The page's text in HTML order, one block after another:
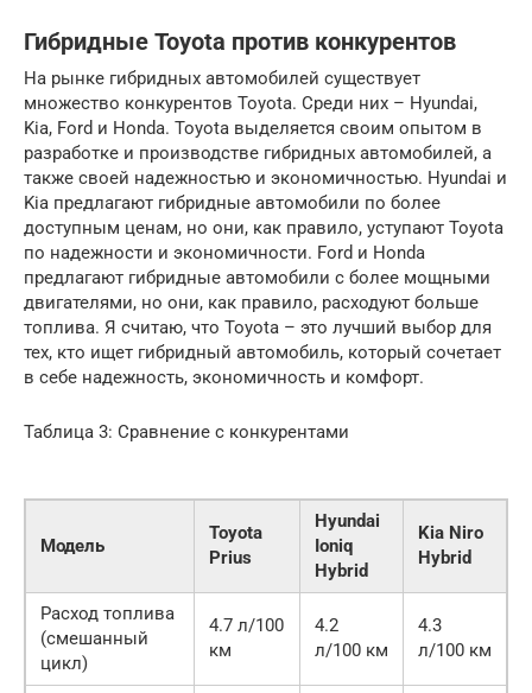
Гибридные Toyota против конкурентов
На рынке гибридных автомобилей существует
множество конкурентов Toyota. Среди них – Hyundai,
Kia, Ford и Honda. Toyota выделяется своим опытом в
разработке и производстве гибридных автомобилей, а
также своей надежностью и экономичностью. Hyundai и
Kia предлагают гибридные автомобили по более
доступным ценам, но они, как правило, уступают Toyota
по надежности и экономичности. Ford и Honda
предлагают гибридные автомобили с более мощными
двигателями, но они, как правило, расходуют больше
топлива. Я считаю, что Toyota – это лучший выбор для
тех, кто ищет гибридный автомобиль, который сочетает
в себе надежность, экономичность и комфорт.
Таблица 3: Сравнение с конкурентами
Модель
Toyota
Prius
Hyundai
Ioniq
Hybrid
Kia Niro
Hybrid
Расход топлива
(смешанный
цикл)
4.7 л/100
км
4.2
л/100 км
4.3
л/100 км